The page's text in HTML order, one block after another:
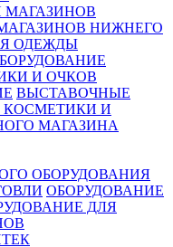
МАГАЗИНОВ
НИЖНЕГО
ОДЕЖДЫ
И ОЧКОВ
ВЫСТАВОЧНЫЕ
КОСМЕТИКИ И
МАГАЗИНА
ОБОРУДОВАНИЯ
ОБОРУДОВАНИЕ
ДЛЯ